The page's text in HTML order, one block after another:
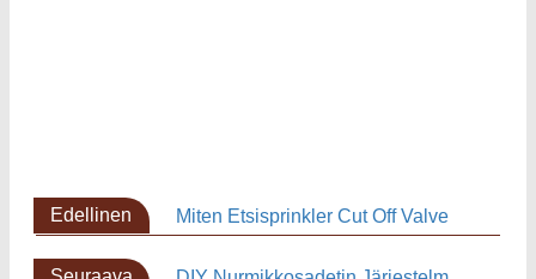
Edellinen
Miten Etsisprinkler Cut Off Valve